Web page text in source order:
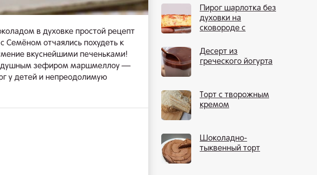
в духовке простой рецепт
Семёном отчаялись похудеть к
вкуснейшими печеньками!
зефиром маршмеллоу —
у детей и непреодолимую
Пирог шарлотка без
духовки на
сковороде с
Десерт из
греческого йогурта
Торт с творожным
кремом
Шоколадно-
тыквенный торт